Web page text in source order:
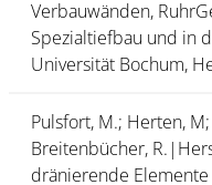
Verbauwänden,
Spezialtiefbau und in
Universität Bochum,
Pulsfort, M.; Herten,
Breitenbücher,
dränierende